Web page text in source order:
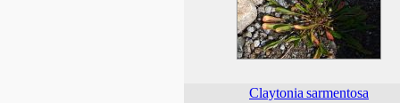
Claytonia sarmentosa